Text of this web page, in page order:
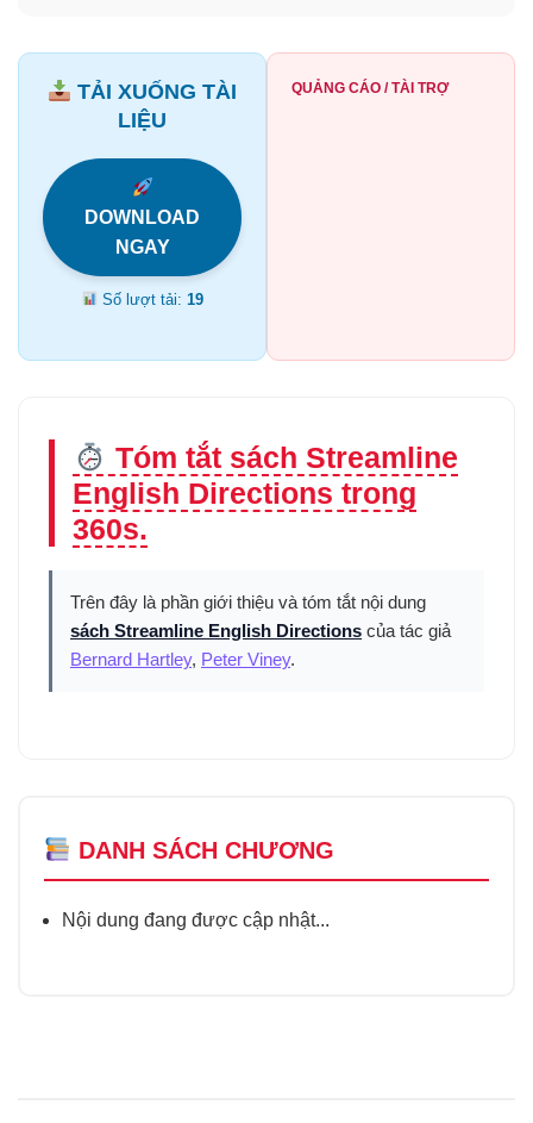
TẢI XUỐNG TÀI
LIỆU
DOWNLOAD
NGAY
Số lượt tải:19
QUẢNG CÁO / TÀI TRỢ
Tóm tắt sách Streamline
English Directions trong
360s.
Trên đây là phần giới thiệu và tóm tắt nội dung
sách Streamline English Directions của tác giả
Bernard Hartley, Peter Viney.
DANH SÁCH CHƯƠNG
Nội dung đang được cập nhật...